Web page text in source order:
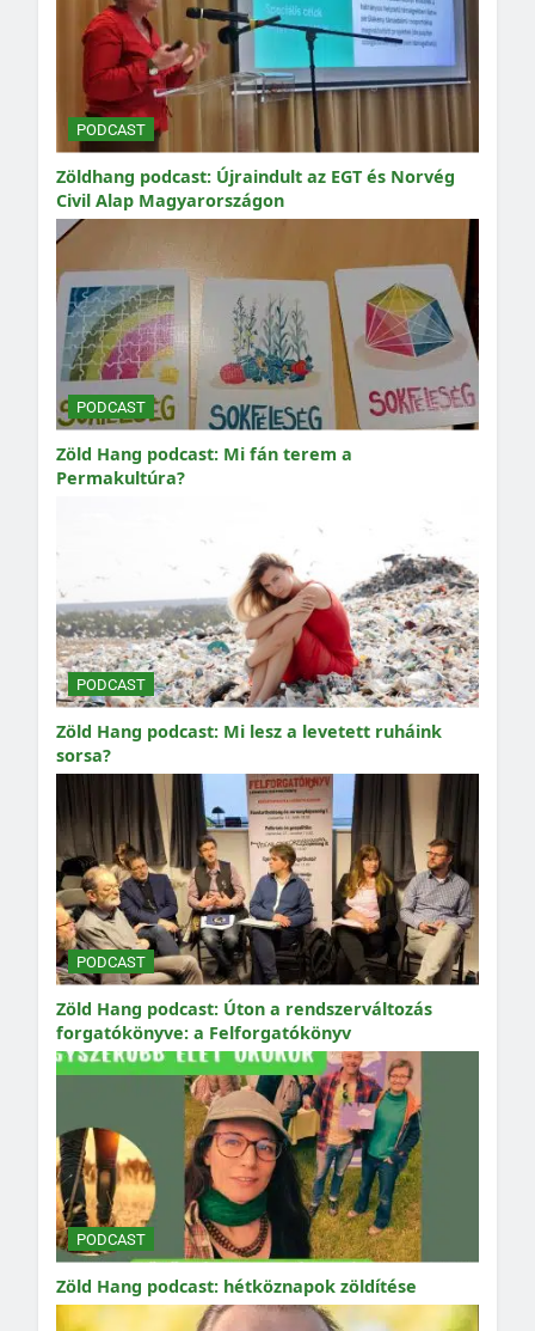
PODCAST
Zöldhang podcast: Újraindult az EGT és Norvég
Civil Alap Magyarországon
PODCAST
Zöld Hang podcast: Mi fán terem a
Permakultúra?
PODCAST
Zöld Hang podcast: Mi lesz a levetett ruháink
sorsa?
PODCAST
Zöld Hang podcast: Úton a rendszerváltozás
forgatókönyve: a Felforgatókönyv
PODCAST
Zöld Hang podcast: hétköznapok zöldítése